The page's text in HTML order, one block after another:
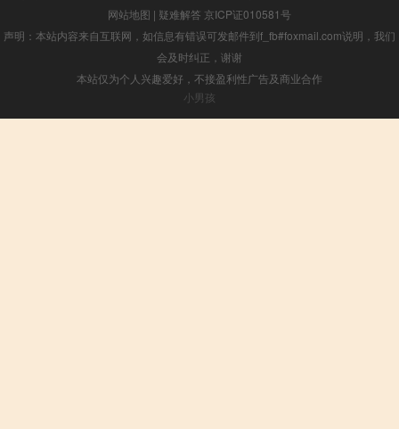
网站地图 | 疑难解答 京ICP证010581号
声明：本站内容来自互联网，如信息有错误可发邮件到f_fb#foxmail.com说明，我们
会及时纠正，谢谢
本站仅为个人兴趣爱好，不接盈利性广告及商业合作
小男孩